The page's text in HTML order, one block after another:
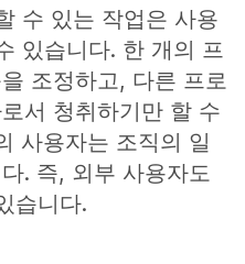
수 있는 작업은 사용
있습니다. 한 개의 프
조정하고, 다른 프로
서 청취하기만 할 수
사용자는 조직의 일
. 즉, 외부 사용자도
습니다.